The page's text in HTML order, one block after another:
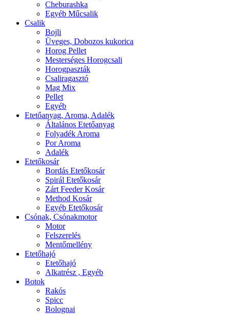
Cheburashka
Egyéb Műcsalik
Csalik
Bojli
Üveges, Dobozos kukorica
Horog Pellet
Mesterséges Horogcsali
Horogpaszták
Csaliragasztó
Mag Mix
Pellet
Egyéb
Etetőanyag, Aroma, Adalék
Általános Etetőanyag
Folyadék Aroma
Por Aroma
Adalék
Etetőkosár
Bordás Etetőkosár
Spirál Etetőkosár
Zárt Feeder Kosár
Method Kosár
Egyéb Etetőkosár
Csónak, Csónakmotor
Motor
Felszerelés
Mentőmellény
Etetőhajó
Etetőhajó
Alkatrész , Egyéb
Botok
Rakós
Spicc
Bolognai